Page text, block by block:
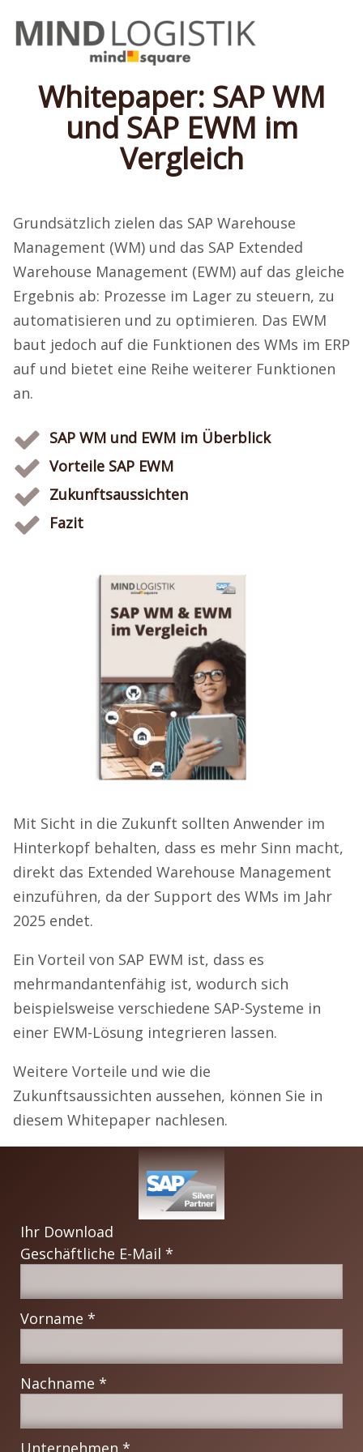
Whitepaper: SAP WM
und SAP EWM im
Vergleich
Grundsätzlich zielen das SAP Warehouse
Management (WM) und das SAP Extended
Warehouse Management (EWM) auf das gleiche
Ergebnis ab: Prozesse im Lager zu steuern, zu
automatisieren und zu optimieren. Das EWM
baut jedoch auf die Funktionen des WMs im ERP
auf und bietet eine Reihe weiterer Funktionen
an.
SAP WM und EWM im Überblick
Vorteile SAP EWM
Zukunftsaussichten
Fazit
Mit Sicht in die Zukunft sollten Anwender im
Hinterkopf behalten, dass es mehr Sinn macht,
direkt das Extended Warehouse Management
einzuführen, da der Support des WMs im Jahr
2025 endet.
Ein Vorteil von SAP EWM ist, dass es
mehrmandantenfähig ist, wodurch sich
beispielsweise verschiedene SAP-Systeme in
einer EWM-Lösung integrieren lassen.
Weitere Vorteile und wie die
Zukunftsaussichten aussehen, können Sie in
diesem Whitepaper nachlesen.
Ihr Download